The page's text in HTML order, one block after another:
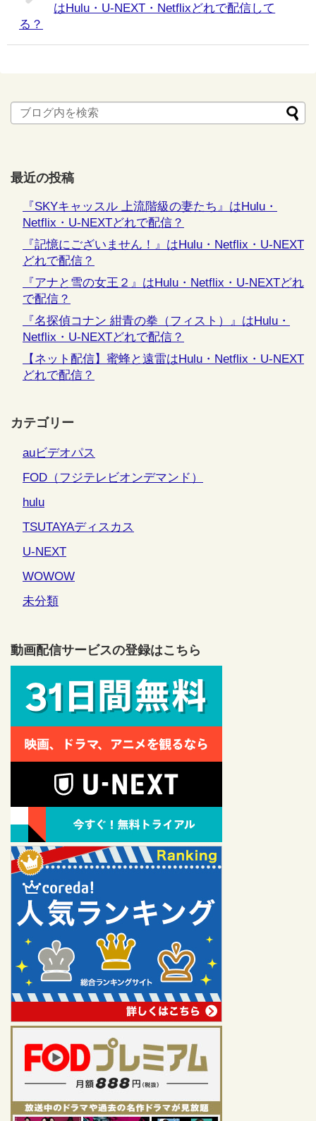
はHulu・U-NEXT・Netflixどれで配信して
る？
最近の投稿
『SKYキャッスル 上流階級の妻たち』はHulu・
Netflix・U-NEXTどれで配信？
『記憶にございません！』はHulu・Netflix・U-NEXT
どれで配信？
『アナと雪の女王２』はHulu・Netflix・U-NEXTどれ
で配信？
『名探偵コナン 紺青の拳（フィスト）』はHulu・
Netflix・U-NEXTどれで配信？
【ネット配信】蜜蜂と遠雷はHulu・Netflix・U-NEXT
どれで配信？
カテゴリー
auビデオパス
FOD（フジテレビオンデマンド）
hulu
TSUTAYAディスカス
U-NEXT
WOWOW
未分類
動画配信サービスの登録はこちら